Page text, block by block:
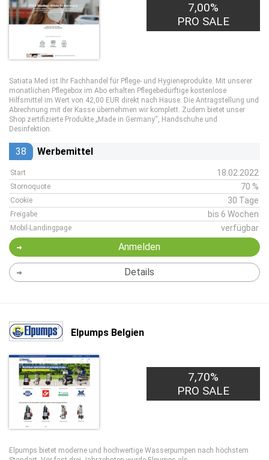
45,00€
PRO LEAD
7,00%
PRO SALE
Satiata Med ist Ihr Fachhandel für Pflege- und Hygieneprodukte. Mit unserer
monatlichen Pflegebox im Abo erhalten Pflegebedürftige kostenlose
Hilfsmittel im Wert von 42,00 EUR direkt nach Hause. Die Antragstellung und
Abrechnung mit der Kasse übernehmen wir komplett. Zudem bietet unser
Shop zertifizierte Produkte „Made in Germany“, Handschuhe und
Desinfektion.
38 Werbemittel
Start 18.02.2022
Stornoquote 70 %
Cookie 30 Tage
Freigabe bis 6 Wochen
Mobil-Landingpage verfügbar
Anmelden
Details
Elpumps Belgien
7,70%
PRO SALE
Elpumps bietet moderne und hochwertige Wasserpumpen nach höchstem